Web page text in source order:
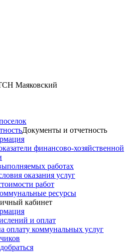
Маяковский
Документы и отчетность
финансово-хозяйственной
работах
оказания услуг
работ
ресурсы
кабинет
и оплат
оплату коммунальных услуг